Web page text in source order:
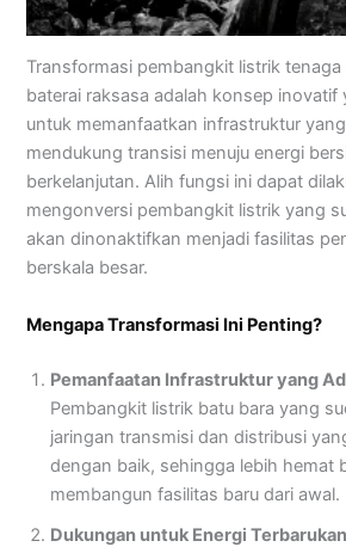
Transformasi pembangkit listrik
baterai raksasa adalah konsep inovatif
untuk memanfaatkan infrastruktur
mendukung transisi menuju energi
berkelanjutan. Alih fungsi ini dapat
mengonversi pembangkit listrik yang
akan dinonaktifkan menjadi fasilitas
berskala besar.
Mengapa Transformasi Ini Penting?
Pemanfaatan Infrastruktur yang
Pembangkit listrik batu bara yang
jaringan transmisi dan distribusi
dengan baik, sehingga lebih hemat
membangun fasilitas baru dari awal.
Dukungan untuk Energi